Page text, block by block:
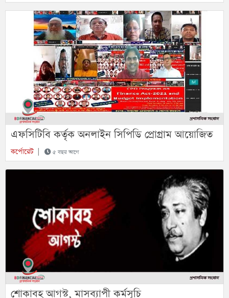
এফসিটিবি কর্তৃক অনলাইন সিপিডি প্রোগ্রাম আয়োজিত
কর্পোরেট ৫ বছর আগে
শোকাবহ আগস্ট, মাসব্যাপী কর্মসূচি